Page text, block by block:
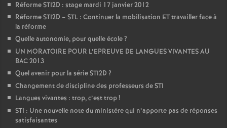
Réforme STI2D : stage mardi 17 janvier 2012
Réforme STI2D – STL : Continuer la mobilisation ET travailler face à
la réforme
Quelle autonomie, pour quelle école?
UN MORATOIRE POUR L’EPREUVE DE LANGUES VIVANTES AU
BAC 2013
Quel avenir pour la série STI2D ?
Changement de discipline des professeurs de STI
Langues vivantes : trop, c’est trop!
STI : Une nouvelle note du ministére qui n’apporte pas de réponses
satisfaisantes